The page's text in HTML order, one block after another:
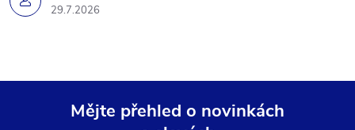
29.7.2026
Mějte přehled o novinkách